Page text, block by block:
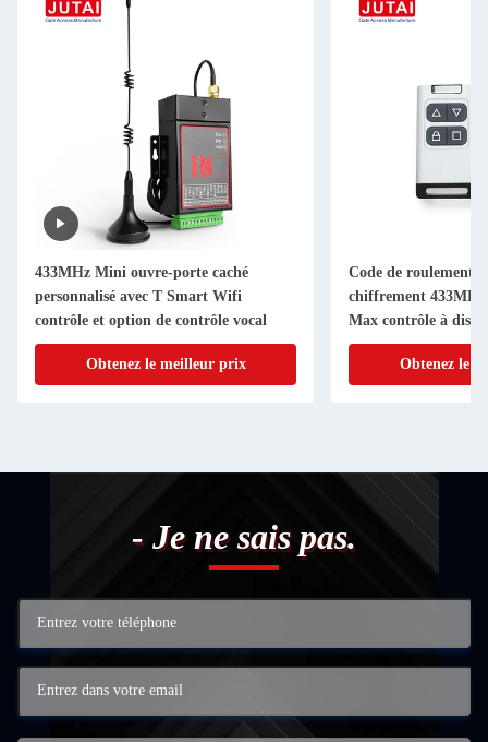
433MHz Mini ouvre-porte caché
personnalisé avec T Smart Wifi
contrôle et option de contrôle vocal
Obtenez le meilleur prix
Code de roulement
chiffrement 433MHz
Max contrôle à
Obtenez le
- Je ne sais pas.